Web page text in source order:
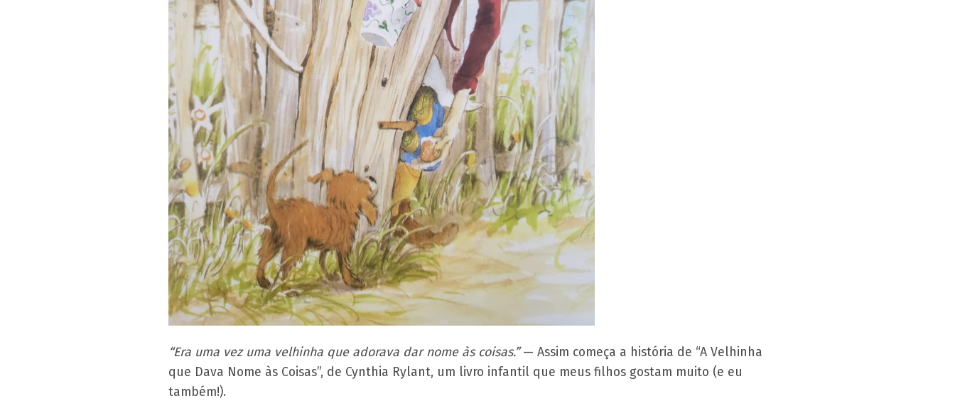
“Era uma vez uma velhinha que adorava dar nome às coisas.”— Assim começa a história de “A Velhinha
que Dava Nome às Coisas”, de Cynthia Rylant, um livro infantil que meus filhos gostam muito (e eu
também!).